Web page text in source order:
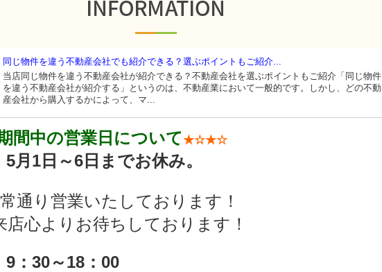
同じ物件を違う不動産会社でも紹介できる？選ぶポイントもご紹介...
当店同じ物件を違う不動産会社が紹介できる？不動産会社を選ぶポイントもご紹介「同じ物件
を違う不動産会社が紹介する」というのは、不動産業において一般的です。しかし、どの不動
産会社から購入するかによって、マ...
間中の営業日について★☆★☆
5月1日～6日までお休み。
通り営業いたしております！
店心よりお待ちしております！
：30～18：00